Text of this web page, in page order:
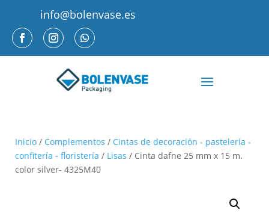
info@bolenvase.es
Inicio / Complementos / Cintas de decoración - pastelería -
confitería - floristería / Lisas / Cinta dafne 25 mm x 15 m.
color silver- 4325M40